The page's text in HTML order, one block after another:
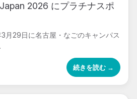
2026 にプラチナスポ
月29日に名古屋・なごのキャンパス
続きを読む →